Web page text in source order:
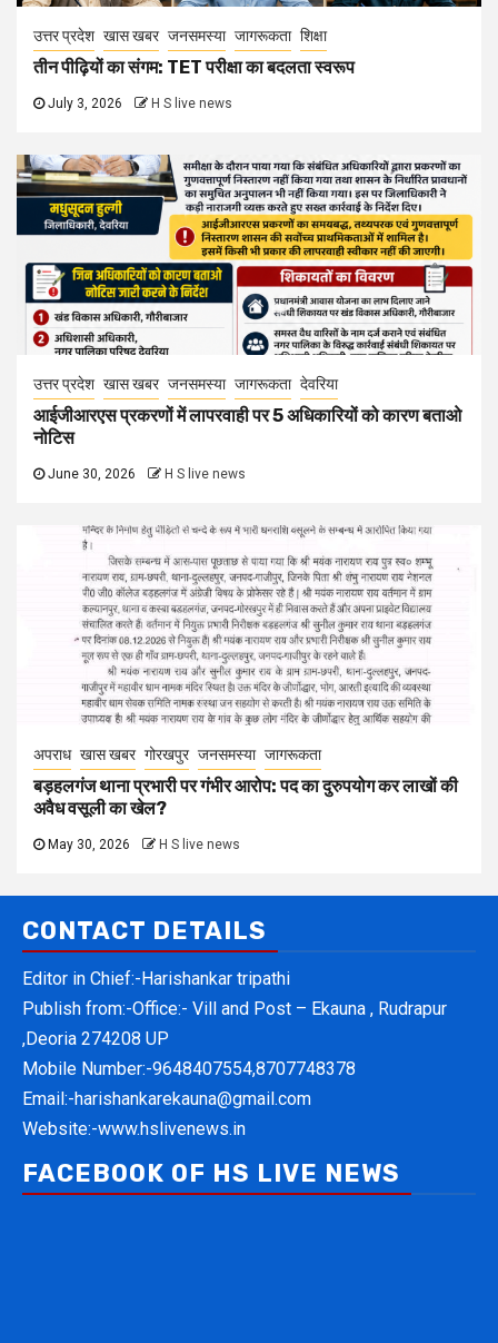
उत्तर प्रदेश खास खबर जनसमस्या जागरूकता शिक्षा
तीन पीढ़ियों का संगम: TET परीक्षा का बदलता स्वरूप
July 3, 2026 H S live news
उत्तर प्रदेश खास खबर जनसमस्या जागरूकता देवरिया
आईजीआरएस प्रकरणों में लापरवाही पर 5 अधिकारियों को कारण बताओ
नोटिस
June 30, 2026 H S live news
अपराध खास खबर गोरखपुर जनसमस्या जागरूकता
बड़हलगंज थाना प्रभारी पर गंभीर आरोप: पद का दुरुपयोग कर लाखों की
अवैध वसूली का खेल?
May 30, 2026 H S live news
CONTACT DETAILS
Editor in Chief:-Harishankar tripathi
Publish from:-Office:- Vill and Post – Ekauna , Rudrapur
,Deoria 274208 UP
Mobile Number:-9648407554,8707748378
Email:-harishankarekauna@gmail.com
Website:-www.hslivenews.in
FACEBOOK OF HS LIVE NEWS